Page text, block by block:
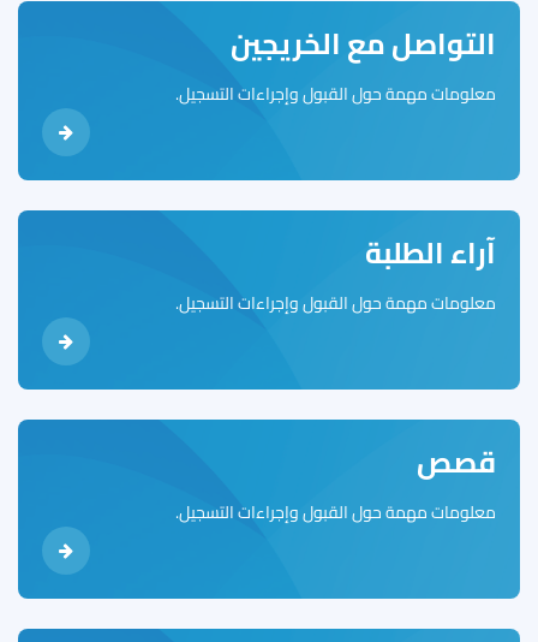
التواصل مع الخريجين
معلومات مهمة حول القبول وإجراءات التسجيل.
آراء الطلبة
معلومات مهمة حول القبول وإجراءات التسجيل.
قصص
معلومات مهمة حول القبول وإجراءات التسجيل.